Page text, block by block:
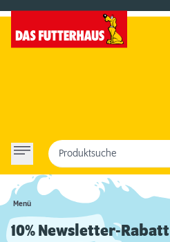
Menü
Produktsuche
10% Newsletter-Rabatt